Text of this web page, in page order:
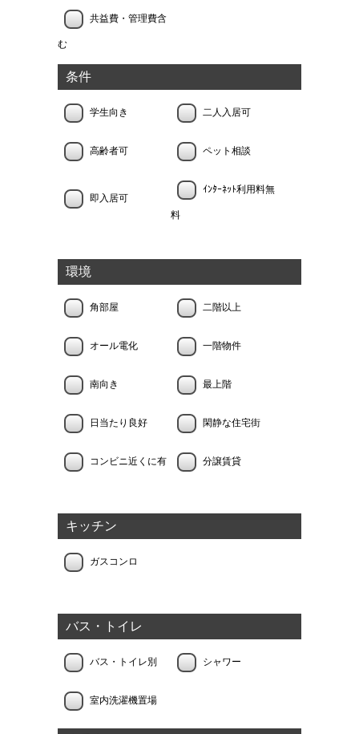
共益費・管理費含
む
条件
学生向き 二人入居可
高齢者可 ペット相談
即入居可
ｲﾝﾀｰﾈｯﾄ利用料無
料
環境
角部屋 二階以上
オール電化 一階物件
南向き 最上階
日当たり良好 閑静な住宅街
コンビニ近くに有 分譲賃貸
キッチン
ガスコンロ
バス・トイレ
バス・トイレ別 シャワー
室内洗濯機置場